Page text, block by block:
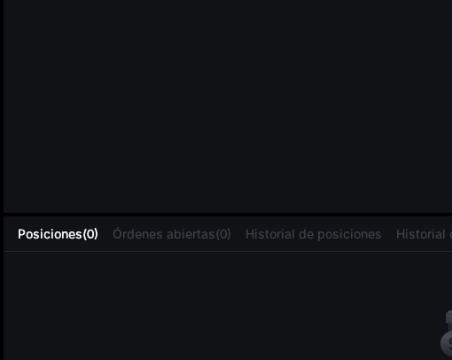
Posiciones(0) Órdenes abiertas(0) Historial de posiciones Historial